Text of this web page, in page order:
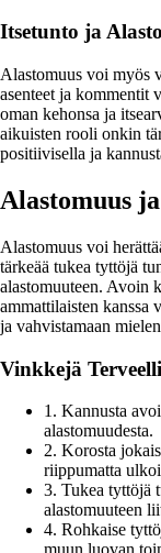
Itsetunto ja
Alastomuus voi myös
asenteet ja kommentit
oman kehonsa ja
aikuisten rooli onkin
positiivisella ja
Alastomuus
Alastomuus voi
tärkeää tukea tyttöjä
alastomuuteen. Avoin
ammattilaisten kanssa
ja vahvistamaan
Vinkkejä
1. Kannusta
alastomuudesta.
2. Korosta
riippumatta
3. Tukea tyttöjä
alastomuuteen
4. Rohkaise